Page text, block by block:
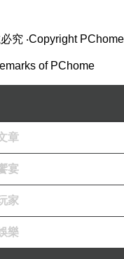
究 ‧Copyright PChome
of PChome
章
宴
家
樂